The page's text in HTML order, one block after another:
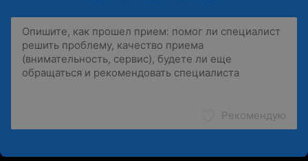
Рекомендую